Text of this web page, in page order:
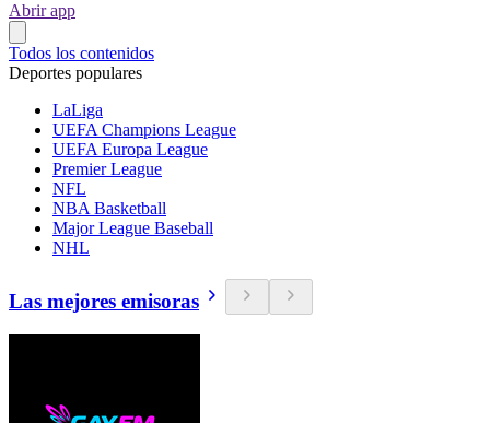
Abrir app
Todos los contenidos
Deportes populares
LaLiga
UEFA Champions League
UEFA Europa League
Premier League
NFL
NBA Basketball
Major League Baseball
NHL
Las mejores emisoras